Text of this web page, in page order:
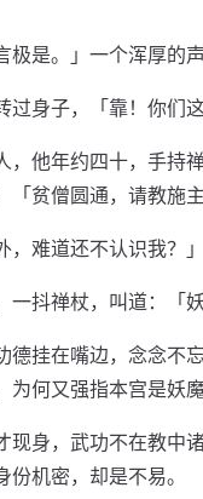
极是。」一个浑厚的
身子，「靠！你们
，他年约四十，手持
贫僧圆通，请教施主
，难道还不认识我？」
一抖禅杖，叫道：「
德挂在嘴边，念念
何又强指本宫是妖
现身，武功不在教中
机密，却是不易。